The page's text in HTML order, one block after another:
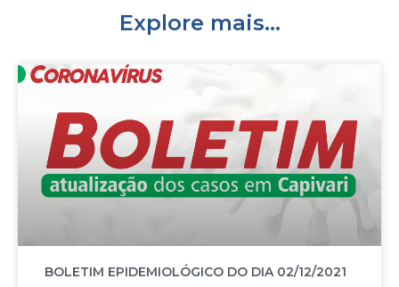
Explore mais...
BOLETIM EPIDEMIOLÓGICO DO DIA 02/12/2021